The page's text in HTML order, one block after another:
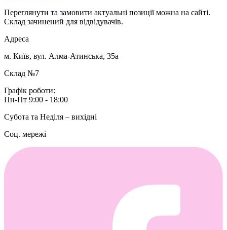
Переглянути та замовити актуальні позиції можна на сайті.
Склад зачинений для відвідувачів.
Адреса
м. Київ, вул. Алма-Атинська, 35а
Склад №7
Графік роботи:
Пн-Пт 9:00 - 18:00
Субота та Неділя – вихідні
Соц. мережі